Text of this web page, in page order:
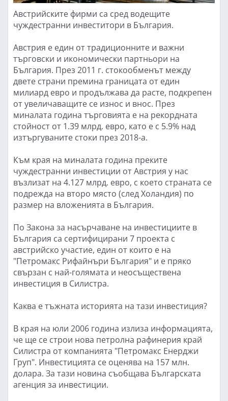
Австрийските фирми са сред водещите
чуждестранни инвеститори в България.
Австрия е един от традиционните и важни
търговски и икономически партньори на
България. През 2011 г. стокообменът между
двете страни премина границата от един
милиард евро и продължава да расте, подкрепен
от увеличаващите се износ и внос. През
миналата година търговията е на рекордната
стойност от 1.39 млрд. евро, като е с 5.9% над
изтъргуваните стоки през 2018-а.
Към края на миналата година преките
чуждестранни инвестиции от Австрия у нас
възлизат на 4.127 млрд. евро, с което страната се
подрежда на второ място (след Холандия) по
размер на вложенията в България.
По Закона за насърчаване на инвестициите в
България са сертифицирани 7 проекта с
австрийско участие, един от които е на
"Петромакс Рифайнъри България" и е пряко
свързан с най-голямата и неосъществена
инвестиция в Силистра.
Каква е тъжната историята на тази инвестиция?
В края на юли 2006 година излиза информацията,
че ще се строи нова петролна рафинерия край
Силистра от компанията "Петромакс Енерджи
Груп". Инвестицията се оценява на 157 млн.
долара. За тази новина съобщава Българската
агенция за инвестиции.